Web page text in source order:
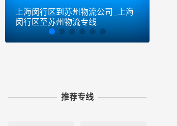
上海闵行区到苏州物流公司_上海
闵行区至苏州物流专线
推荐专线